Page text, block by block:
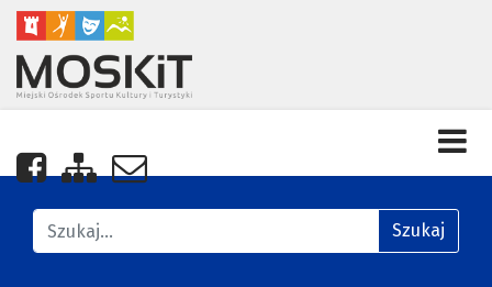
Nasza strona na Facebooku
Zobacz mapę strony
Napisz do nas
Znajdź na stronie Szukaj